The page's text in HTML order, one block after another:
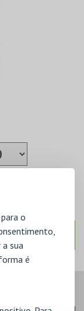
o
a sua
é
SEGUINTE